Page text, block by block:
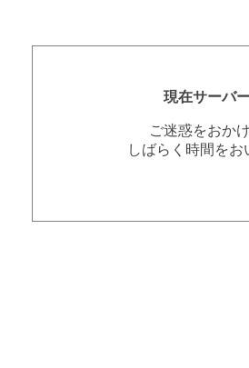
現在サーバ
ご迷惑をおか
しばらく時間を